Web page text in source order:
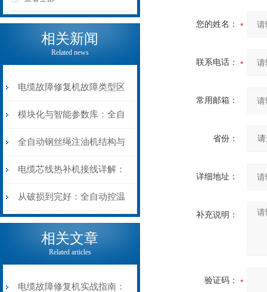
相关新闻
Related news
电缆故障修复机故障类型区
分指南：从“绝缘电
阻”到“波形特征”的精准诊
断逻辑
模块化与智能参数库：全自
动电缆修复机的快速换型逻
辑
全自动钢丝绳注油机结构与
工作原理：揭秘高效润滑的
机械密码
电缆芯线热补机接线详解：
从入门到精通
从破损到完好：全自动控温
电缆热补机的核心价值
相关文章
Related articles
电缆故障修复机实战指南：
您的姓名：
联系电话：
常用邮箱：
省份：
详细地址：
补充说明：
验证码：